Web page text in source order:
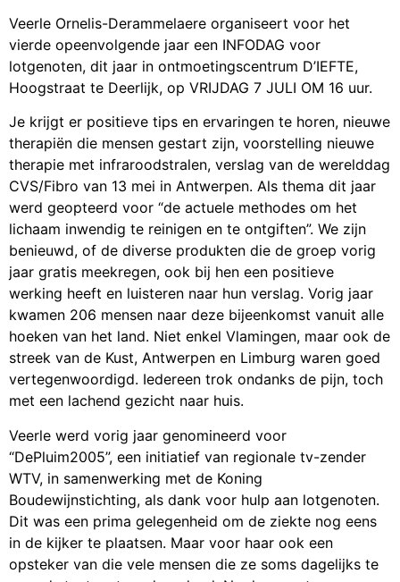
Veerle Ornelis-Derammelaere organiseert voor het
vierde opeenvolgende jaar een INFODAG voor
lotgenoten, dit jaar in ontmoetingscentrum D’IEFTE,
Hoogstraat te Deerlijk, op VRIJDAG 7 JULI OM 16 uur.
Je krijgt er positieve tips en ervaringen te horen, nieuwe
therapiën die mensen gestart zijn, voorstelling nieuwe
therapie met infraroodstralen, verslag van de werelddag
CVS/Fibro van 13 mei in Antwerpen. Als thema dit jaar
werd geopteerd voor “de actuele methodes om het
lichaam inwendig te reinigen en te ontgiften”. We zijn
benieuwd, of de diverse produkten die de groep vorig
jaar gratis meekregen, ook bij hen een positieve
werking heeft en luisteren naar hun verslag. Vorig jaar
kwamen 206 mensen naar deze bijeenkomst vanuit alle
hoeken van het land. Niet enkel Vlamingen, maar ook de
streek van de Kust, Antwerpen en Limburg waren goed
vertegenwoordigd. Iedereen trok ondanks de pijn, toch
met een lachend gezicht naar huis.
Veerle werd vorig jaar genomineerd voor
“DePluim2005”, een initiatief van regionale tv-zender
WTV, in samenwerking met de Koning
Boudewijnstichting, als dank voor hulp aan lotgenoten.
Dit was een prima gelegenheid om de ziekte nog eens
in de kijker te plaatsen. Maar voor haar ook een
opsteker van die vele mensen die ze soms dagelijks te